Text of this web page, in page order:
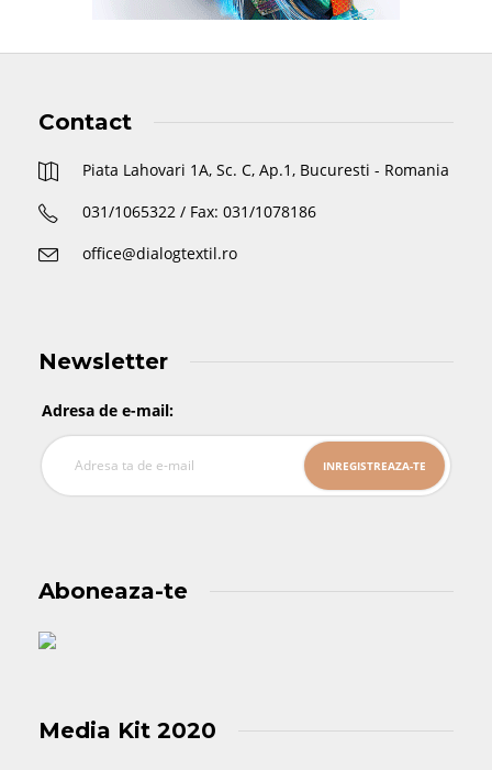
Contact
Piata Lahovari 1A, Sc. C, Ap.1, Bucuresti - Romania
031/1065322 / Fax: 031/1078186
office@dialogtextil.ro
Newsletter
Adresa de e-mail:
Aboneaza-te
Media Kit 2020